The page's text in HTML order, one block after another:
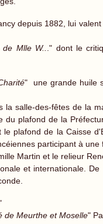
depuis 1882, lui
Mlle W.. ." dont le
" une grande huile
la salle-des-fêtes de la
du plafond de la
plafond de la Caisse
participant à
Martin et le relieur
et internationale.
de Meurthe et Moselle"